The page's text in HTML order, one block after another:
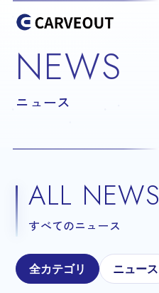
NEWS
ニュース
ALL NEWS
すべてのニュース
全カテゴリ ニュース